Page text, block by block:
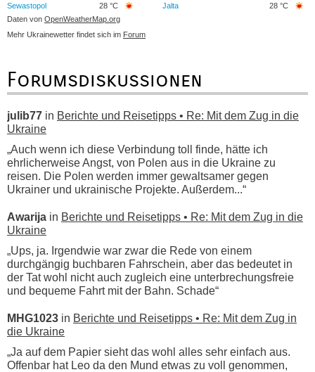
Sewastopol 28 °C Jalta
28 °C
Daten von OpenWeatherMap.org
Mehr Ukrainewetter findet sich im Forum
Forumsdiskussionen
julib77 in Berichte und Reisetipps • Re: Mit dem Zug in die
Ukraine
„Auch wenn ich diese Verbindung toll finde, hätte ich
ehrlicherweise Angst, von Polen aus in die Ukraine zu
reisen. Die Polen werden immer gewaltsamer gegen
Ukrainer und ukrainische Projekte. Außerdem...“
Awarija in Berichte und Reisetipps • Re: Mit dem Zug in die
Ukraine
„Ups, ja. Irgendwie war zwar die Rede von einem
durchgängig buchbaren Fahrschein, aber das bedeutet in
der Tat wohl nicht auch zugleich eine unterbrechungsfreie
und bequeme Fahrt mit der Bahn. Schade“
MHG1023 in Berichte und Reisetipps • Re: Mit dem Zug in
die Ukraine
„Ja auf dem Papier sieht das wohl alles sehr einfach aus.
Offenbar hat Leo da den Mund etwas zu voll genommen,